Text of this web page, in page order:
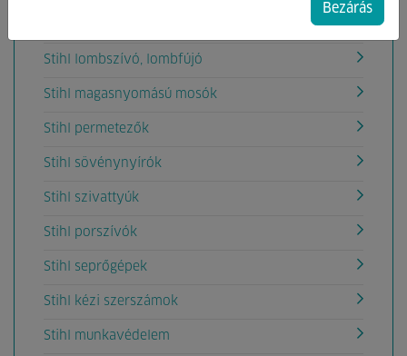
Stihl lombszívó, lombfújó
Stihl magasnyomású mosók
Stihl permetezők
Stihl sövénynyírók
Stihl szivattyúk
Stihl porszívók
Stihl seprőgépek
Stihl kézi szerszámok
Stihl munkavédelem
Bezárás